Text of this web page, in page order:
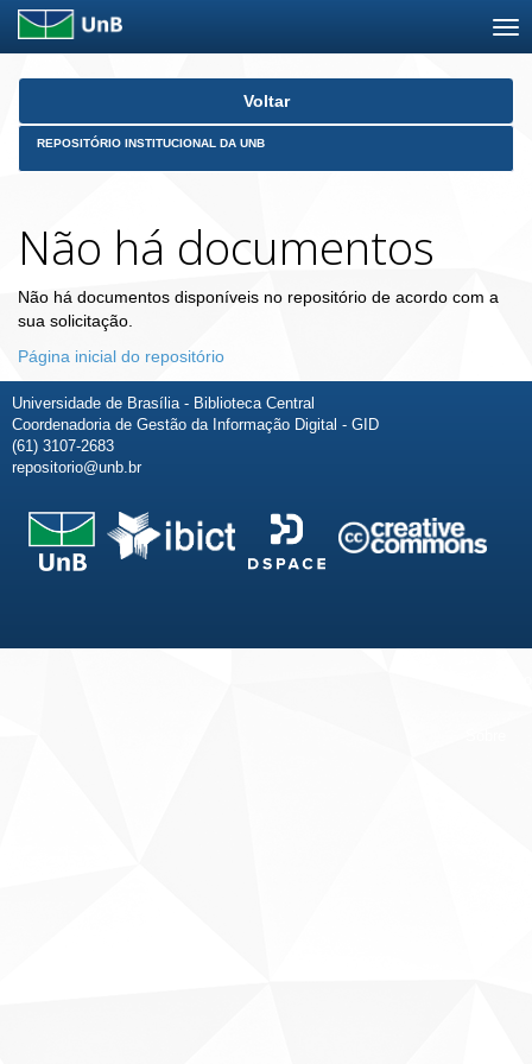
Skip
Voltar
REPOSITÓRIO INSTITUCIONAL DA UNB
Não há documentos
Não há documentos disponíveis no repositório de acordo com a
sua solicitação.
Página inicial do repositório
Universidade de Brasília - Biblioteca Central
Coordenadoria de Gestão da Informação Digital - GID
(61) 3107-2683
repositorio@unb.br